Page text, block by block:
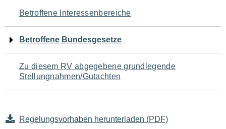
Seiteninhalt
Betroffene Interessenbereiche
Betroffene Bundesgesetze
Zu diesem RV abgegebene grundlegende
Stellungnahmen/Gutachten
Regelungsvorhaben herunterladen (PDF)